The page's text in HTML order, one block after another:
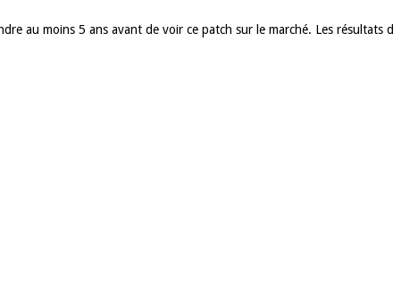
au moins 5 ans avant de voir ce patch sur le marché. Les résultats